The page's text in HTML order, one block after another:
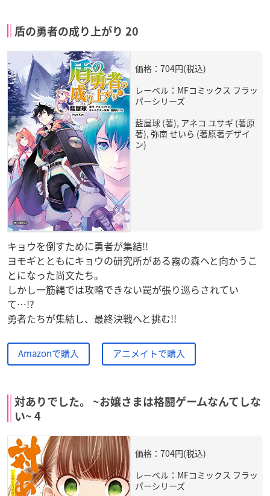
盾の勇者の成り上がり 20
価格：704円(税込)
レーベル：MFコミックス フラッ
パーシリーズ
藍屋球 (著), アネコ ユサギ (著原
著), 弥南 せいら (著原著デザイ
ン)
キョウを倒すために勇者が集結!!
ヨモギとともにキョウの研究所がある霧の森へと向かうこ
とになった尚文たち。
しかし一筋縄では攻略できない罠が張り巡らされてい
て…!?
勇者たちが集結し、最終決戦へと挑む!!
Amazonで購入 アニメイトで購入
対ありでした。 ~お嬢さまは格闘ゲームなんてしな
い~ 4
価格：704円(税込)
レーベル：MFコミックス フラッ
パーシリーズ